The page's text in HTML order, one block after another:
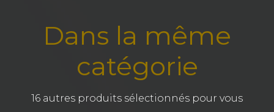
Dans la même
catégorie
16 autres produits sélectionnés pour vous